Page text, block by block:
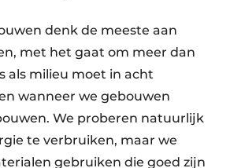
denk de meeste aan
met het gaat om meer dan
als milieu moet in acht
wanneer we gebouwen
We proberen natuurlijk
te verbruiken, maar we
gebruiken die goed zijn